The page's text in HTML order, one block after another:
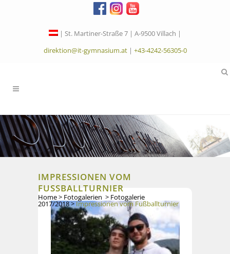
| St. Martiner-Straße 7 | A-9500 Villach |
direktion@it-gymnasium.at| +43-4242-56305-0
IMPRESSIONEN VOM
FUSSBALLTURNIER
Home> Fotogalerien > Fotogalerie
2017/2018>Impressionen vom Fußballturnier